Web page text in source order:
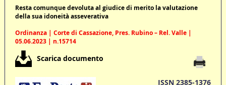
Resta comunque devoluta al giudice di merito la valutazione
della sua idoneità asseverativa
Ordinanza | Corte di Cassazione, Pres. Rubino – Rel. Valle |
05.06.2023 | n.15714
Scarica documento
ISSN 2385-1376